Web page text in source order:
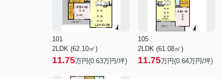
101
2LDK (62.10㎡)
11.75万円(0.63万円/坪)
105
2LDK (61.08㎡)
11.75万円(0.64万円/坪)